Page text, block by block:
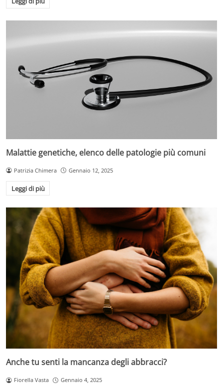
Malattie genetiche, elenco delle patologie più comuni
Patrizia Chimera Gennaio 12, 2025
Leggi di più
Anche tu senti la mancanza degli abbracci?
Fiorella Vasta Gennaio 4, 2025